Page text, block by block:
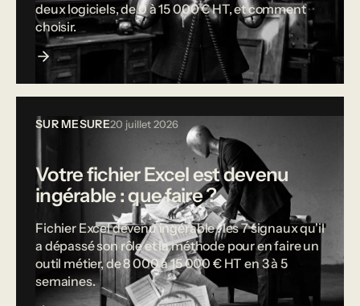
deux logiciels, de 0 à 15 000 € HT, et comment
choisir.
SUR MESURE20 juillet 2026
Votre fichier Excel est devenu
ingérable : que faire ?
Fichier Excel devenu ingérable : les 7 signaux qu'il
a dépassé son rôle et la méthode pour en faire un
outil métier, de 8 000 à 15 000 € HT en 3 à 5
semaines.